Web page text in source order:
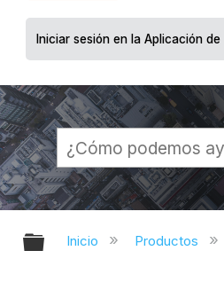
Iniciar sesión en la Aplicación
Expandir/
Inicio Productos